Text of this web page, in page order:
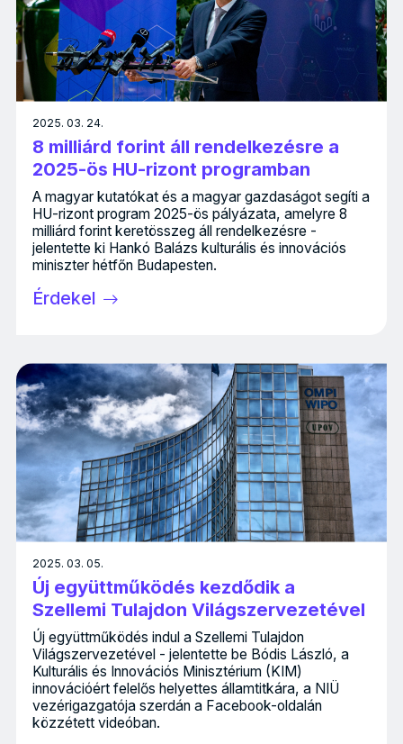
2025. 03. 24.
8 milliárd forint áll rendelkezésre a
2025-ös HU-rizont programban
A magyar kutatókat és a magyar gazdaságot segíti a
HU-rizont program 2025-ös pályázata, amelyre 8
milliárd forint keretösszeg áll rendelkezésre -
jelentette ki Hankó Balázs kulturális és innovációs
miniszter hétfőn Budapesten.
Érdekel
2025. 03. 05.
Új együttműködés kezdődik a
Szellemi Tulajdon Világszervezetével
Új együttműködés indul a Szellemi Tulajdon
Világszervezetével - jelentette be Bódis László, a
Kulturális és Innovációs Minisztérium (KIM)
innovációért felelős helyettes államtitkára, a NIÜ
vezérigazgatója szerdán a Facebook-oldalán
közzétett videóban.